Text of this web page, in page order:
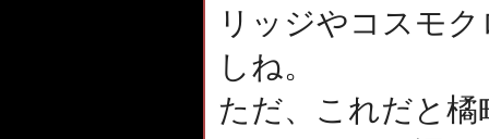
リッジやコスモ
しね。
ただ、これだと